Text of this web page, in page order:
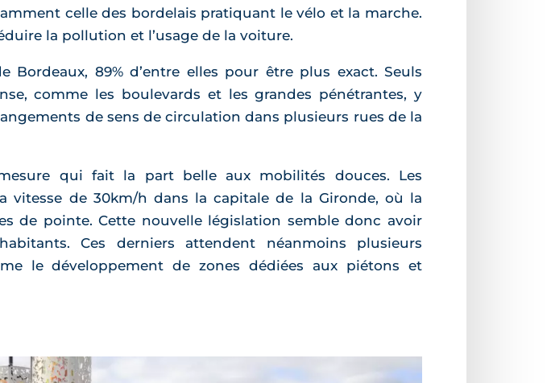
celle des bordelais pratiquant le vélo et la marche.
la pollution et l’usage de la voiture.
89% d’entre elles pour être plus exact. Seuls
comme les boulevards et les grandes pénétrantes, y
de sens de circulation dans plusieurs rues de la
qui fait la part belle aux mobilités douces. Les
de 30km/h dans la capitale de la Gironde, où la
de pointe. Cette nouvelle législation semble donc avoir
Ces derniers attendent néanmoins plusieurs
le développement de zones dédiées aux piétons et